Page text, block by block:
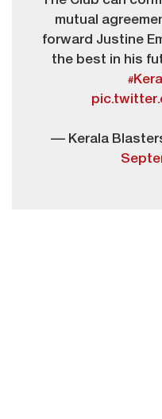
mutual
forward Justine
the best in his
— Kerala